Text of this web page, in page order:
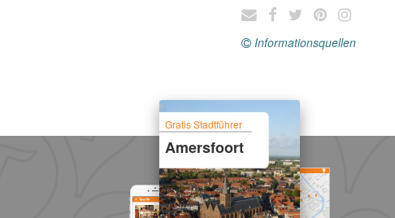
Informationsquellen
Gratis Stadtführer
Amersfoort